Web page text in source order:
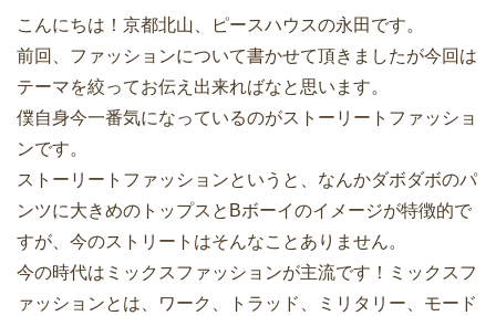
こんにちは！京都北山、ピースハウスの永田です。
前回、ファッションについて書かせて頂きましたが今回は
テーマを絞ってお伝え出来ればなと思います。
僕自身今一番気になっているのがストーリートファッショ
ンです。
ストーリートファッションというと、なんかダボダボのパ
ンツに大きめのトップスとBボーイのイメージが特徴的で
すが、今のストリートはそんなことありません。
今の時代はミックスファッションが主流です！ミックスフ
ァッションとは、ワーク、トラッド、ミリタリー、モード